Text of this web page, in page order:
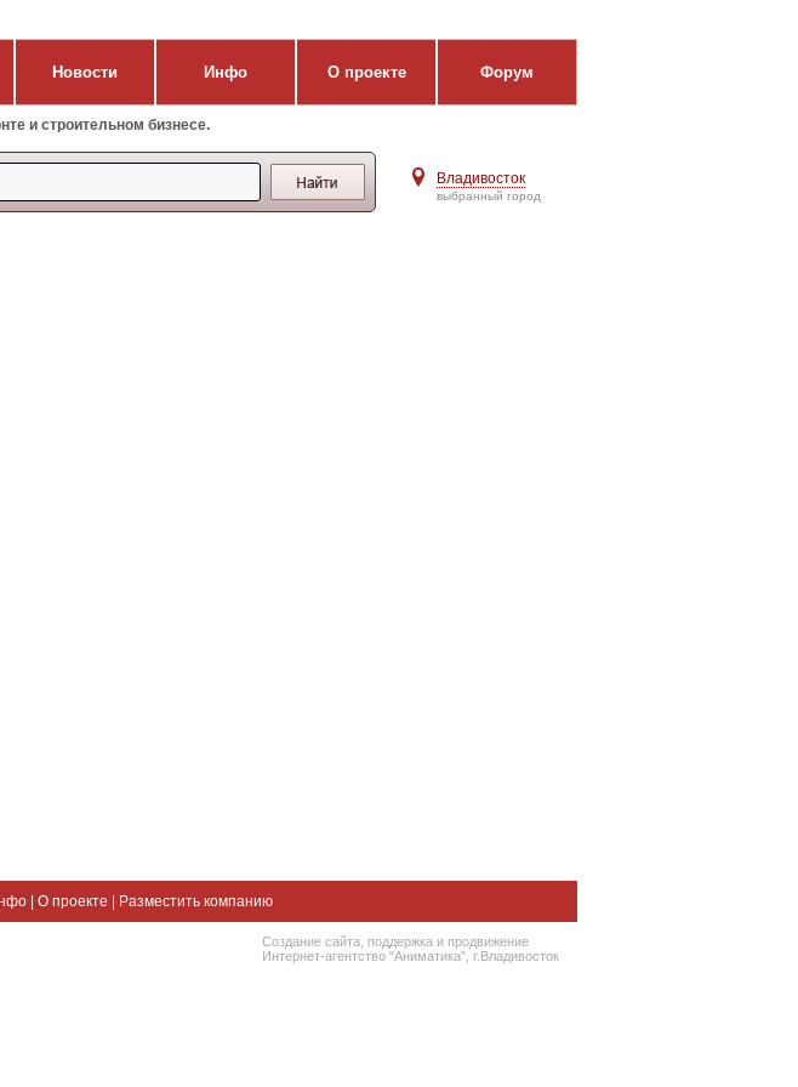
Новости Инфо О проекте Форум
и строительном бизнесе.
Владивосток
выбранный город
О проекте Разместить компанию
Создание сайта , поддержка и продвижение
Интернет-агентство "Аниматика", г.Владивосток